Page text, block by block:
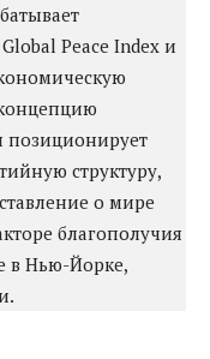
Peace Index и
позиционирует
структуру,
о мире
благополучия
в Нью-Йорке,